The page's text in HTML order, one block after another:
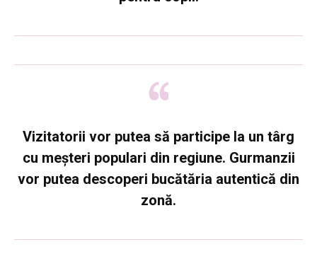
Vizitatorii vor putea să participe la un târg
cu meșteri populari din regiune. Gurmanzii
vor putea descoperi bucătăria autentică din
zonă.